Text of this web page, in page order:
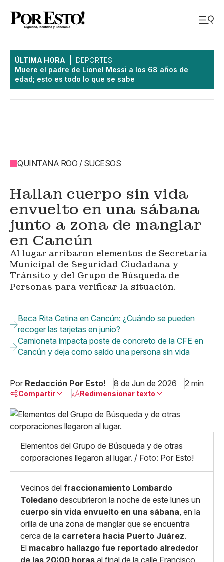
ÚLTIMA HORA
DEPORTES
Muere el padre de Lionel Messi a los 68 años de
edad; esto es todo lo que se sabe
QUINTANA ROO / SUCESOS
Hallan cuerpo sin vida
envuelto en una sábana
junto a zona de manglar
en Cancún
Al lugar arribaron elementos de Secretaría
Municipal de Seguridad Ciudadana y
Tránsito y del Grupo de Búsqueda de
Personas para verificar la situación.
Beca Rita Cetina en Cancún: ¿Cuándo se pueden
recoger las tarjetas en junio?
Camioneta impacta poste de concreto de la CFE en
Cancún y deja como saldo una persona sin vida
Por Redacción Por Esto! 8 de Jun de 2026 2 min
Compartir
Linkedin
X
Whatsapp
Copiar enlace
Redimensionar texto
Pequeño
Mediano
Grande
Elementos del Grupo de Búsqueda y de otras
corporaciones llegaron al lugar. / Foto: Por Esto!
Vecinos del fraccionamiento Lombardo
Toledano descubrieron la noche de este lunes un
cuerpo sin vida envuelto en una sábana, en la
orilla de una zona de manglar que se encuentra
cerca de la carretera hacia Puerto Juárez.
El macabro hallazgo fue reportado alrededor
de las 20:00 horas al final de la calle Francisco